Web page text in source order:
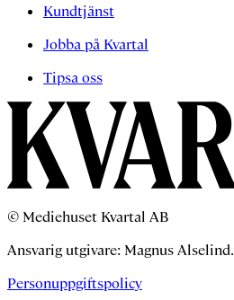
Kundtjänst
Jobba på Kvartal
Tipsa oss
© Mediehuset Kvartal AB
Ansvarig utgivare: Magnus Alselind.
Personuppgiftspolicy